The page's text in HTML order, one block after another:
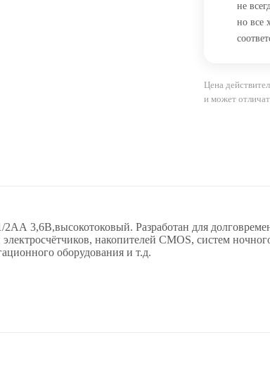
не
но все
Цена
и может
3,6В,высокотоковый. Разработан для
накопителей CMOS, систем
оборудования и т.д.